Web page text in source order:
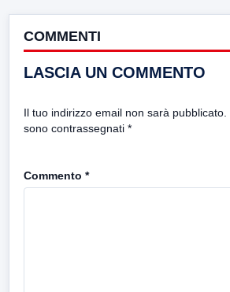
COMMENTI
LASCIA UN COMMENTO
Il tuo indirizzo email non sarà pubblicato.
sono contrassegnati *
Commento *